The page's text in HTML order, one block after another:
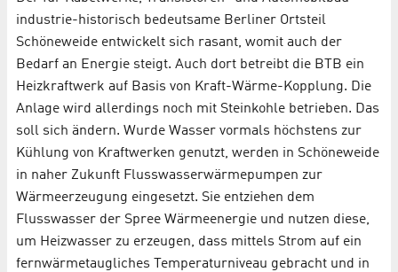
industrie-historisch bedeutsame Berliner Ortsteil
Schöneweide entwickelt sich rasant, womit auch der
Bedarf an Energie steigt. Auch dort betreibt die BTB ein
Heizkraftwerk auf Basis von Kraft-Wärme-Kopplung. Die
Anlage wird allerdings noch mit Steinkohle betrieben. Das
soll sich ändern. Wurde Wasser vormals höchstens zur
Kühlung von Kraftwerken genutzt, werden in Schöneweide
in naher Zukunft Flusswasserwärmepumpen zur
Wärmeerzeugung eingesetzt. Sie entziehen dem
Flusswasser der Spree Wärmeenergie und nutzen diese,
um Heizwasser zu erzeugen, dass mittels Strom auf ein
fernwärmetaugliches Temperaturniveau gebracht und in